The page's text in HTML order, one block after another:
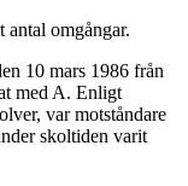
omgångar.
10 mars 1986 från
med A. Enligt
var motståndare
skoltiden varit